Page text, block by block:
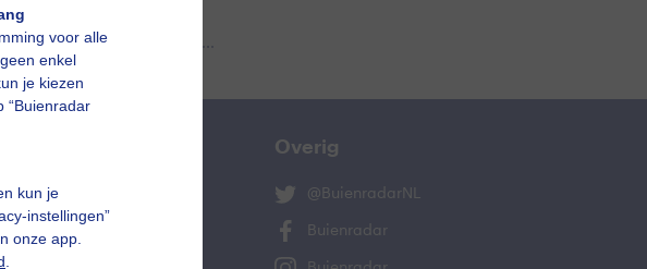
voor alle
enkel
je kiezen
“Buienradar
kun je
instellingen”
onze app.
Een moment geduld aub...
Overig
@BuienradarNL
Buienradar